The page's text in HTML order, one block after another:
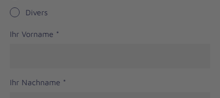
Divers
Ihr Vorname *
Ihr Nachname *